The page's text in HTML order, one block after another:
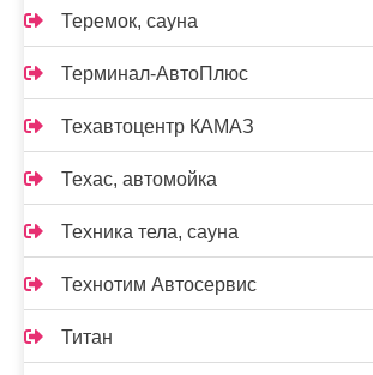
Теремок, сауна
Терминал-АвтоПлюс
Техавтоцентр КАМАЗ
Техас, автомойка
Техника тела, сауна
Технотим Автосервис
Титан